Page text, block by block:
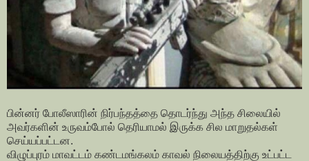
பின்னர் போலீஸாரின் நிர்பந்தத்தை தொடர்ந்து அந்த சிலையில்
அவர்களின் உருவம்போல் தெரியாமல் இருக்க சில மாறுதல்கள்
செய்யப்பட்டன.
விழுப்புரம் மாவட்டம் கண்டமங்கலம் காவல் நிலையத்திற்கு உட்பட்ட